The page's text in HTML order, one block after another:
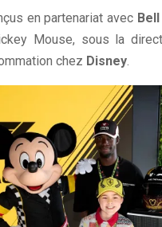
en partenariat avec
Mouse, sous la
chez Disney.